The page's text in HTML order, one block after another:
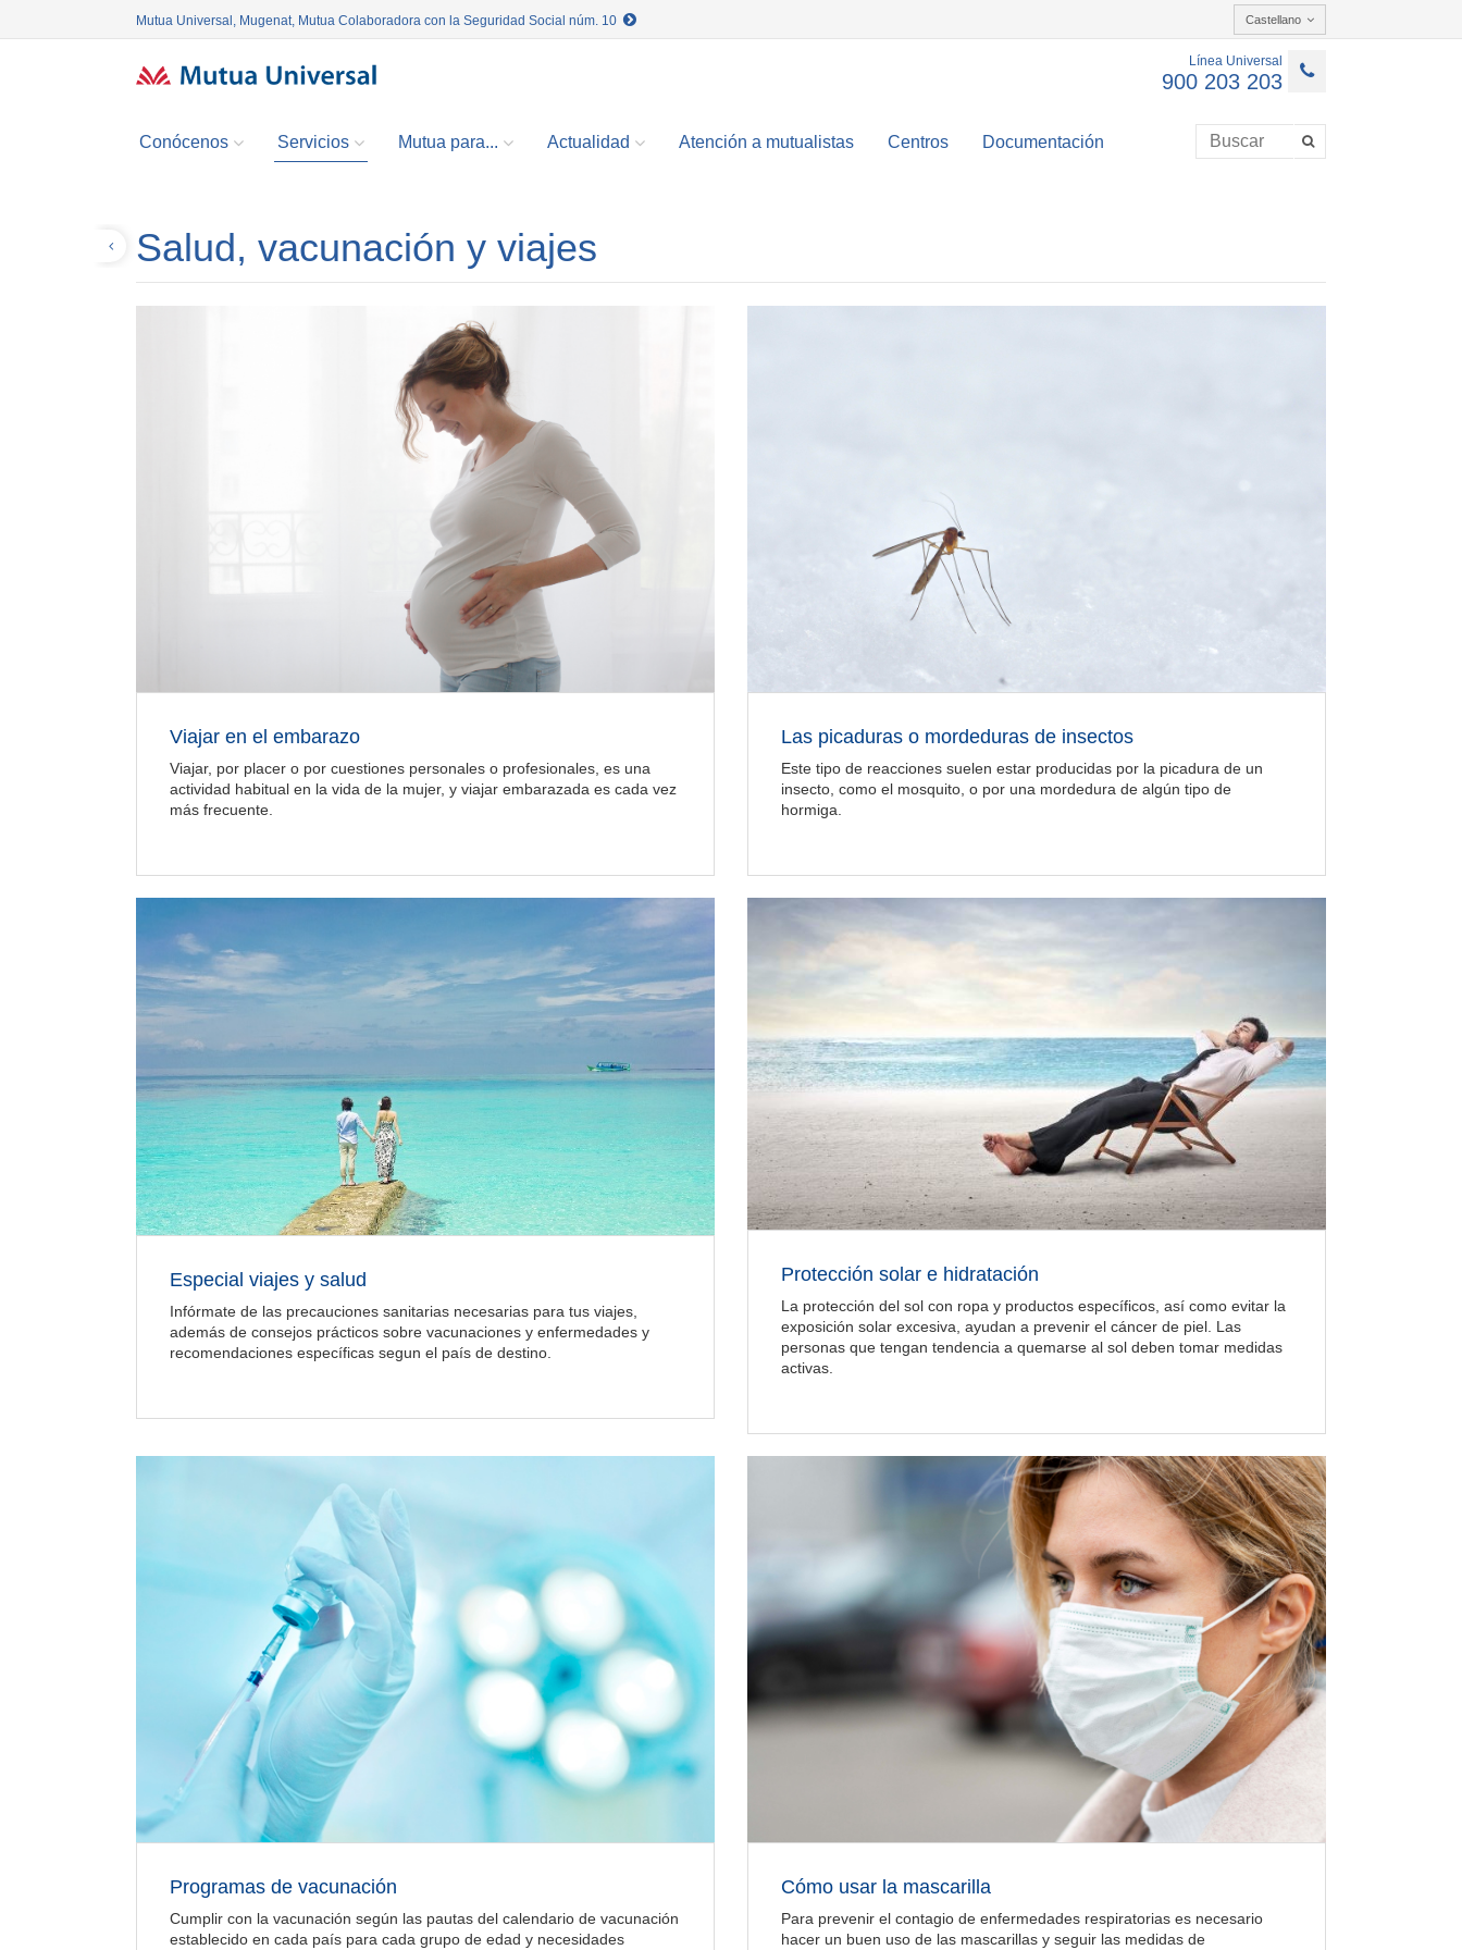
Mutua Universal, Mugenat, Mutua Colaboradora con la Seguridad Social núm. 10 Castellano
Línea Universal
900 203 203
Conócenos Servicios Mutua para... Actualidad Atención a mutualistas Centros Documentación
Salud, vacunación y viajes
Viajar en el embarazo
Viajar, por placer o por cuestiones personales o profesionales, es una
actividad habitual en la vida de la mujer, y viajar embarazada es cada vez
más frecuente.
Las picaduras o mordeduras de insectos
Este tipo de reacciones suelen estar producidas por la picadura de un
insecto, como el mosquito, o por una mordedura de algún tipo de
hormiga.
Especial viajes y salud
Infórmate de las precauciones sanitarias necesarias para tus viajes,
además de consejos prácticos sobre vacunaciones y enfermedades y
recomendaciones específicas segun el país de destino.
Protección solar e hidratación
La protección del sol con ropa y productos específicos, así como evitar la
exposición solar excesiva, ayudan a prevenir el cáncer de piel. Las
personas que tengan tendencia a quemarse al sol deben tomar medidas
activas.
Programas de vacunación
Cumplir con la vacunación según las pautas del calendario de vacunación
establecido en cada país para cada grupo de edad y necesidades
Cómo usar la mascarilla
Para prevenir el contagio de enfermedades respiratorias es necesario
hacer un buen uso de las mascarillas y seguir las medidas de